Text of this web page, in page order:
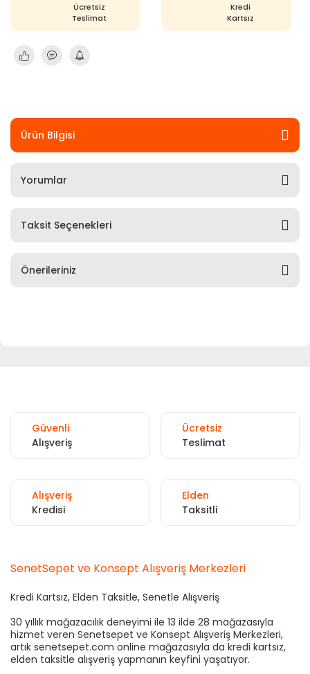
Ücretsiz
Teslimat
Kredi
Kartsız
Ürün Bilgisi
Yorumlar
Taksit Seçenekleri
Önerileriniz
Güvenli
Alışveriş
Ücretsiz
Teslimat
Alışveriş
Kredisi
Elden
Taksitli
SenetSepet ve Konsept Alışveriş Merkezleri
Kredi Kartsız, Elden Taksitle, Senetle Alışveriş
30 yıllık mağazacılık deneyimi ile 13 ilde 28 mağazasıyla
hizmet veren Senetsepet ve Konsept Alışveriş Merkezleri,
artık senetsepet.com online mağazasıyla da kredi kartsız,
elden taksitle alışveriş yapmanın keyfini yaşatıyor.